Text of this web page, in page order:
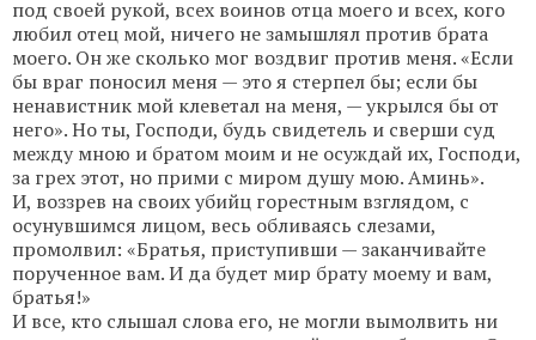
под своей рукой, всех воинов отца моего и всех, кого
любил отец мой, ничего не замышлял против брата
моего. Он же сколько мог воздвиг против меня. «Если
бы враг поносил меня — это я стерпел бы; если бы
ненавистник мой клеветал на меня, — укрылся бы от
него». Но ты, Господи, будь свидетель и сверши суд
между мною и братом моим и не осуждай их, Господи,
за грех этот, но прими с миром душу мою. Аминь».
И, воззрев на своих убийц горестным взглядом, с
осунувшимся лицом, весь обливаясь слезами,
промолвил: «Братья, приступивши — заканчивайте
порученное вам. И да будет мир брату моему и вам,
братья!»
И все, кто слышал слова его, не могли вымолвить ни